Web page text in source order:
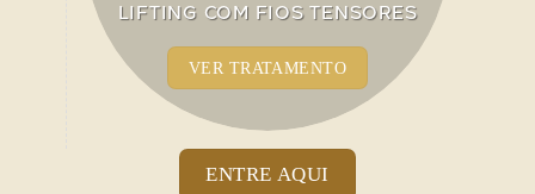
LIFTING COM FIOS TENSORES
VER TRATAMENTO
ENTRE AQUI